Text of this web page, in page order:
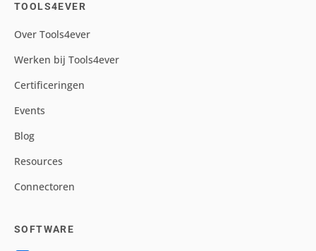
TOOLS4EVER
Over Tools4ever
Werken bij Tools4ever
Certificeringen
Events
Blog
Resources
Connectoren
SOFTWARE